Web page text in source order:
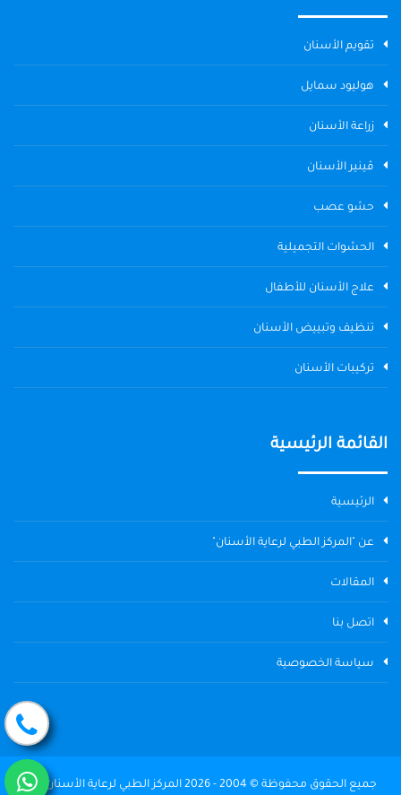
تقويم الأسنان
هوليود سمايل
زراعة الأسنان
ڤينير الأسنان
حشو عصب
الحشوات التجميلية
علاج الأسنان للأطفال
تنظيف وتبييض الأسنان
تركيبات الأسنان
القائمة الرئيسية
الرئيسية
عن "المركز الطبي لرعاية الأسنان"
المقالات
اتصل بنا
سياسة الخصوصية
جميع الحقوق محفوظة © 2004 - 2026 المركز الطبي لرعاية الأسنان The